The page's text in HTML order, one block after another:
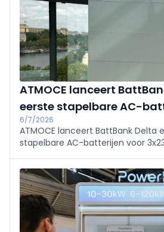
ATMOCE lanceert
eerste stapelbare AC-
6/7/2026
ATMOCE lanceert BattBank Delta
stapelbare AC-batterijen voor
kWh-modules (tot 112 kWh),
ultra‑lage spanning <60V voor
schaalbare uitrol.